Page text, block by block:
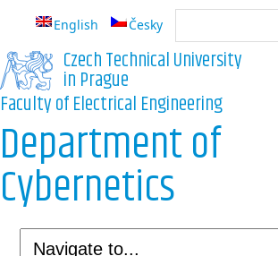
English Česky
Czech Technical University
in Prague
Faculty of Electrical Engineering
Department of
Cybernetics